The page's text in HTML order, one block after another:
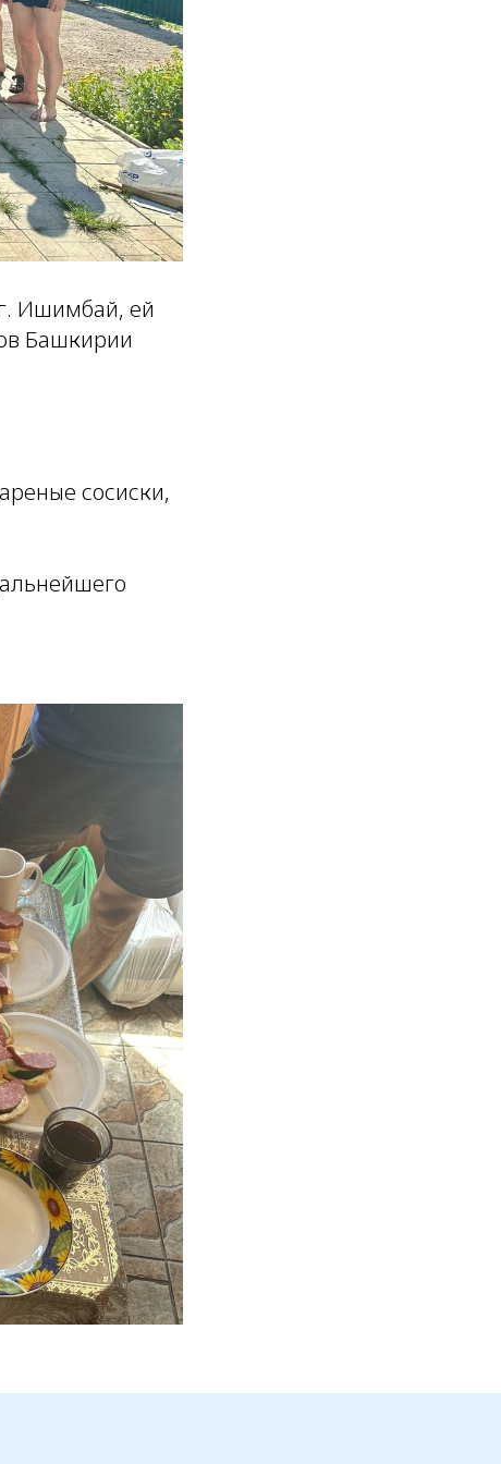
Ишимбай, ей
Башкирии
сосиски,